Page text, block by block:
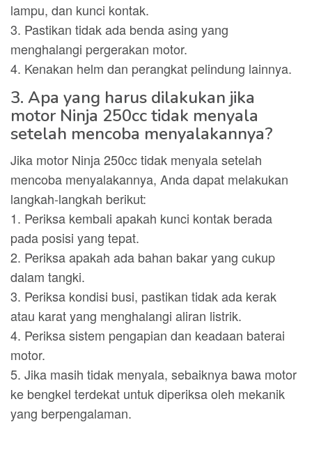
lampu, dan kunci kontak.
3. Pastikan tidak ada benda asing yang
menghalangi pergerakan motor.
4. Kenakan helm dan perangkat pelindung lainnya.
3. Apa yang harus dilakukan jika
motor Ninja 250cc tidak menyala
setelah mencoba menyalakannya?
Jika motor Ninja 250cc tidak menyala setelah
mencoba menyalakannya, Anda dapat melakukan
langkah-langkah berikut:
1. Periksa kembali apakah kunci kontak berada
pada posisi yang tepat.
2. Periksa apakah ada bahan bakar yang cukup
dalam tangki.
3. Periksa kondisi busi, pastikan tidak ada kerak
atau karat yang menghalangi aliran listrik.
4. Periksa sistem pengapian dan keadaan baterai
motor.
5. Jika masih tidak menyala, sebaiknya bawa motor
ke bengkel terdekat untuk diperiksa oleh mekanik
yang berpengalaman.